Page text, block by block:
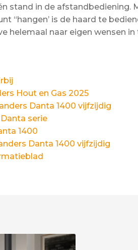
stand in de afstandbediening.
“hangen’ is de haard te
helemaal naar eigen wensen in
Hout en Gas 2025
Danta 1400 vijfzijdig
serie
1400
Danta 1400 vijfzijdig